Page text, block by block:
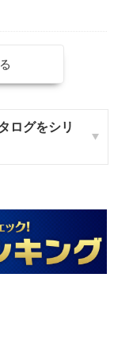
ログをシリ